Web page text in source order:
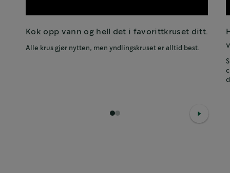
Kok opp vann og hell det i favorittkruset ditt.
Alle krus gjør nytten, men yndlingskruset er alltid best.
1